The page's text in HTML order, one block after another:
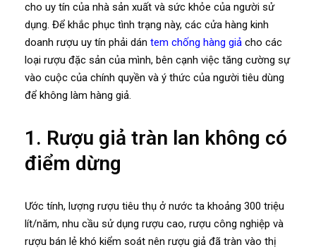
cho uy tín của nhà sản xuất và sức khỏe của người sử
dụng. Để khắc phục tình trạng này, các cửa hàng kinh
doanh rượu uy tín phải dán tem chống hàng giả cho các
loại rượu đặc sản của mình, bên cạnh việc tăng cường sự
vào cuộc của chính quyền và ý thức của người tiêu dùng
để không làm hàng giả.
1. Rượu giả tràn lan không có
điểm dừng
Ước tính, lượng rượu tiêu thụ ở nước ta khoảng 300 triệu
lít/năm, nhu cầu sử dụng rượu cao, rượu công nghiệp và
rượu bán lẻ khó kiểm soát nên rượu giả đã tràn vào thị